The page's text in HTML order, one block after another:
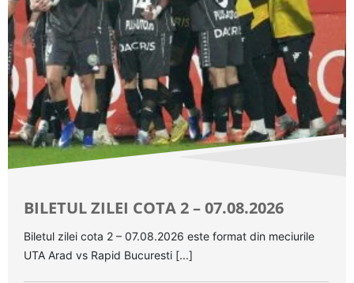
BILETUL ZILEI COTA 2 – 07.08.2026
Biletul zilei cota 2 – 07.08.2026 este format din meciurile
UTA Arad vs Rapid Bucuresti [...]